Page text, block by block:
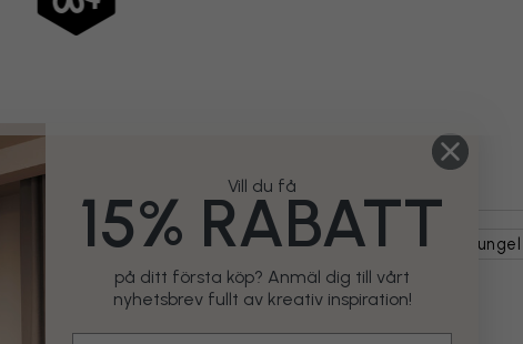
Landskap Skogar & Träd Palmer
Djungel
Vill du få
15% RABATT
på ditt första köp? Anmäl dig till vårt
nyhetsbrev fullt av kreativ inspiration!